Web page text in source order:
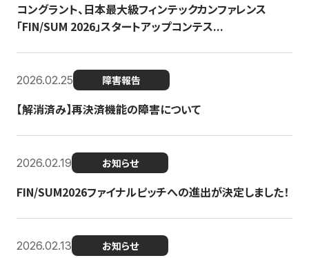
コングラント、日本最大級フィンテックカンファレンス
「FIN/SUM 2026」スタートアップコンテス...
2026.02.25 障害報告
【解消済み】再決済機能の障害について
2026.02.19 お知らせ
FIN/SUM2026ファイナルピッチへの進出が決定しました！
2026.02.13 お知らせ